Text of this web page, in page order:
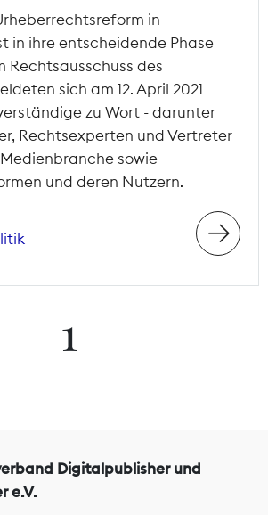
in
in ihre entscheidende Phase
Rechtsausschuss des
sich am 12. April 2021
zu Wort - darunter
Rechtsexperten und Vertreter
sowie
und deren Nutzern.
1
Digitalpublisher und
e.V.